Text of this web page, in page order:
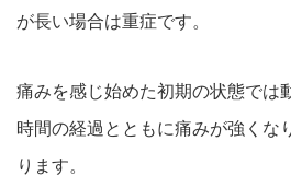
が長い場合は重症です。
痛みを感じ始めた初期の状態では
時間の経過とともに痛みが強くな
ります。